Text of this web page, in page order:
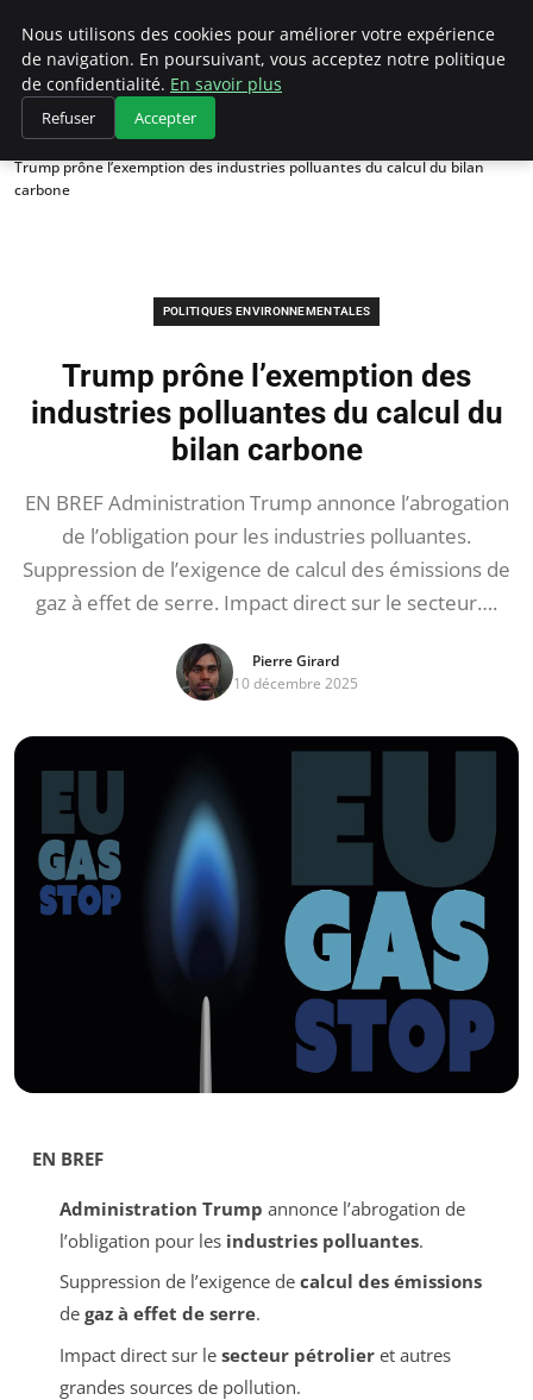
Climategatecountryclub.com
Accueil
Politiques environnementales
Trump prône l’exemption des industries polluantes du calcul du bilan
carbone
POLITIQUES ENVIRONNEMENTALES
Trump prône l’exemption des
industries polluantes du calcul du
bilan carbone
EN BREF Administration Trump annonce l’abrogation
de l’obligation pour les industries polluantes.
Suppression de l’exigence de calcul des émissions de
gaz à effet de serre. Impact direct sur le secteur….
Pierre Girard
10 décembre 2025
EN BREF
Administration Trump annonce l’abrogation de
l’obligation pour les industries polluantes.
Suppression de l’exigence de calcul des émissions
de gaz à effet de serre.
Impact direct sur le secteur pétrolieret autres
grandes sources de pollution.
Nous utilisons des cookies pour améliorer votre expérience
de navigation. En poursuivant, vous acceptez notre politique
de confidentialité. En savoir plus
Refuser Accepter